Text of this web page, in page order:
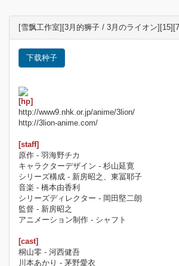
[雪飘工作室][3月的狮子 / 3月のライオン
下载种子
[hp]
http://www9.nhk.or.jp/anime/3lion/
http://3lion-anime.com/
[staff]
原作 - 羽海野チカ
キャラクターデザイン - 杉山延寛
シリーズ構成 - 新房昭之、東冨耶子
音楽 - 橋本由香利
シリーズディレクター - 岡田堅二朗
監督 - 新房昭之
アニメーション制作 - シャフト
[cast]
桐山零 - 河西健吾
川本あかり - 茅野愛衣